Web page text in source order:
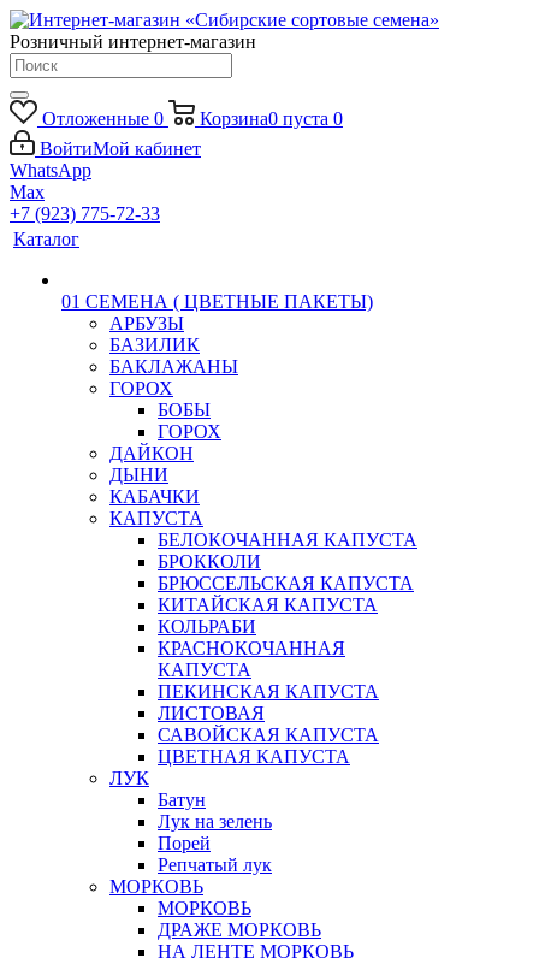
Розничный интернет-магазин
Отложенные 0 Корзина0 пуста 0
ВойтиМой кабинет
WhatsApp
Max
+7 (923) 775-72-33
Каталог
01 СЕМЕНА ( ЦВЕТНЫЕ ПАКЕТЫ)
АРБУЗЫ
БАЗИЛИК
БАКЛАЖАНЫ
ГОРОХ
БОБЫ
ГОРОХ
ДАЙКОН
ДЫНИ
КАБАЧКИ
КАПУСТА
БЕЛОКОЧАННАЯ КАПУСТА
БРОККОЛИ
БРЮССЕЛЬСКАЯ КАПУСТА
КИТАЙСКАЯ КАПУСТА
КОЛЬРАБИ
КРАСНОКОЧАННАЯ
КАПУСТА
ПЕКИНСКАЯ КАПУСТА
ЛИСТОВАЯ
САВОЙСКАЯ КАПУСТА
ЦВЕТНАЯ КАПУСТА
ЛУК
Батун
Лук на зелень
Порей
Репчатый лук
МОРКОВЬ
МОРКОВЬ
ДРАЖЕ МОРКОВЬ
НА ЛЕНТЕ МОРКОВЬ